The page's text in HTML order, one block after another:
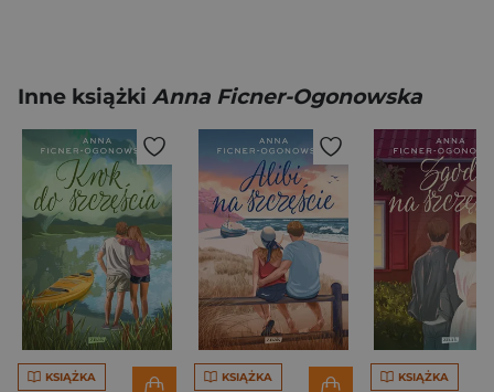
Inne książki Anna Ficner-Ogonowska
KSIĄŻKA KSIĄŻKA KSIĄŻKA